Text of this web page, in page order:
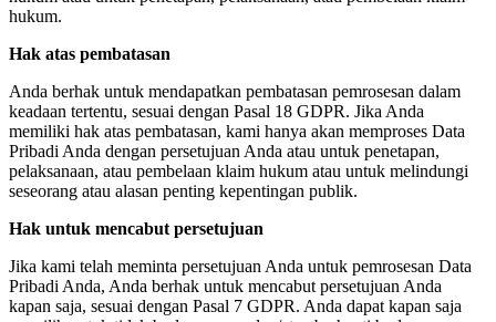
hukum.
Hak atas pembatasan
Anda berhak untuk mendapatkan pembatasan pemrosesan dalam
keadaan tertentu, sesuai dengan Pasal 18 GDPR. Jika Anda
memiliki hak atas pembatasan, kami hanya akan memproses Data
Pribadi Anda dengan persetujuan Anda atau untuk penetapan,
pelaksanaan, atau pembelaan klaim hukum atau untuk melindungi
seseorang atau alasan penting kepentingan publik.
Hak untuk mencabut persetujuan
Jika kami telah meminta persetujuan Anda untuk pemrosesan Data
Pribadi Anda, Anda berhak untuk mencabut persetujuan Anda
kapan saja, sesuai dengan Pasal 7 GDPR. Anda dapat kapan saja